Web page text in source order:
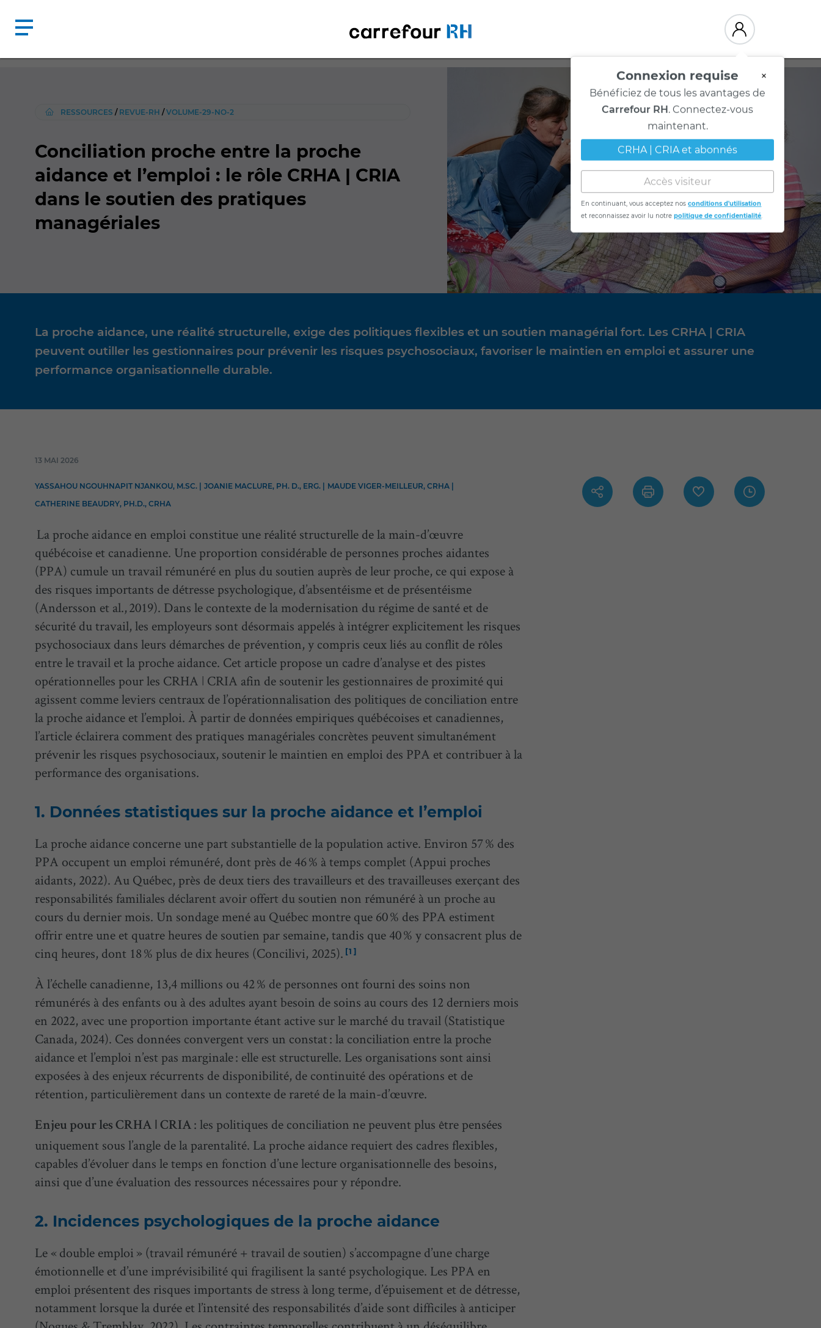
Connexion requise ×
Bénéficiez de tous les avantages de
Carrefour RH. Connectez-vous
maintenant.
CRHA | CRIA et abonnés
Accès visiteur
En continuant, vous acceptez nosconditions d'utilisation
et reconnaissez avoir lu notrepolitique de confidentialité.
RESSOURCES / REVUE-RH /VOLUME-29-NO-2
Conciliation proche entre la proche
aidance et l’emploi : le rôle CRHA | CRIA
dans le soutien des pratiques
managériales
La proche aidance, une réalité structurelle, exige des politiques flexibles et un soutien managérial fort. Les CRHA | CRIA
peuvent outiller les gestionnaires pour prévenir les risques psychosociaux, favoriser le maintien en emploi et assurer une
performance organisationnelle durable.
13 MAI 2026
YASSAHOU NGOUHNAPIT NJANKOU, M.SC. | JOANIE MACLURE, PH. D., ERG. |
MAUDE VIGER-MEILLEUR, CRHA |
CATHERINE BEAUDRY, PH.D., CRHA
La proche aidance en emploi constitue une réalité structurelle de la main-d’œuvre
québécoise et canadienne. Une proportion considérable de personnes proches aidantes
(PPA) cumule un travail rémunéré en plus du soutien auprès de leur proche, ce qui expose à
des risques importants de détresse psychologique, d’absentéisme et de présentéisme
(Andersson et al., 2019). Dans le contexte de la modernisation du régime de santé et de
sécurité du travail, les employeurs sont désormais appelés à intégrer explicitement les risques
psychosociaux dans leurs démarches de prévention, y compris ceux liés au conflit de rôles
entre le travail et la proche aidance. Cet article propose un cadre d’analyse et des pistes
opérationnelles pour les CRHA ǀ CRIA afin de soutenir les gestionnaires de proximité qui
agissent comme leviers centraux de l’opérationnalisation des politiques de conciliation entre
la proche aidance et l’emploi. À partir de données empiriques québécoises et canadiennes,
l’article éclairera comment des pratiques managériales concrètes peuvent simultanément
prévenir les risques psychosociaux, soutenir le maintien en emploi des PPA et contribuer à la
performance des organisations.
Données statistiques sur la proche aidance et l’emploi
La proche aidance concerne une part substantielle de la population active. Environ 57 % des
PPA occupent un emploi rémunéré, dont près de 46 % à temps complet (Appui proches
aidants, 2022). Au Québec, près de deux tiers des travailleurs et des travailleuses exerçant des
responsabilités familiales déclarent avoir offert du soutien non rémunéré à un proche au
cours du dernier mois. Un sondage mené au Québec montre que 60 % des PPA estiment
offrir entre une et quatre heures de soutien par semaine, tandis que 40 % y consacrent plus de
cinq heures, dont 18 % plus de dix heures (Concilivi, 2025). [1]
À l’échelle canadienne, 13,4 millions ou 42 % de personnes ont fourni des soins non
rémunérés à des enfants ou à des adultes ayant besoin de soins au cours des 12 derniers mois
en 2022, avec une proportion importante étant active sur le marché du travail (Statistique
Canada, 2024). Ces données convergent vers un constat : la conciliation entre la proche
aidance et l’emploi n’est pas marginale : elle est structurelle. Les organisations sont ainsi
exposées à des enjeux récurrents de disponibilité, de continuité des opérations et de
rétention, particulièrement dans un contexte de rareté de la main-d’œuvre.
Enjeu pour les CRHA ǀ CRIA : les politiques de conciliation ne peuvent plus être pensées
uniquement sous l’angle de la parentalité. La proche aidance requiert des cadres flexibles,
capables d’évoluer dans le temps en fonction d’une lecture organisationnelle des besoins,
ainsi que d’une évaluation des ressources nécessaires pour y répondre.
Incidences psychologiques de la proche aidance
Le « double emploi » (travail rémunéré + travail de soutien) s’accompagne d’une charge
émotionnelle et d’une imprévisibilité qui fragilisent la santé psychologique. Les PPA en
emploi présentent des risques importants de stress à long terme, d’épuisement et de détresse,
notamment lorsque la durée et l’intensité des responsabilités d’aide sont difficiles à anticiper